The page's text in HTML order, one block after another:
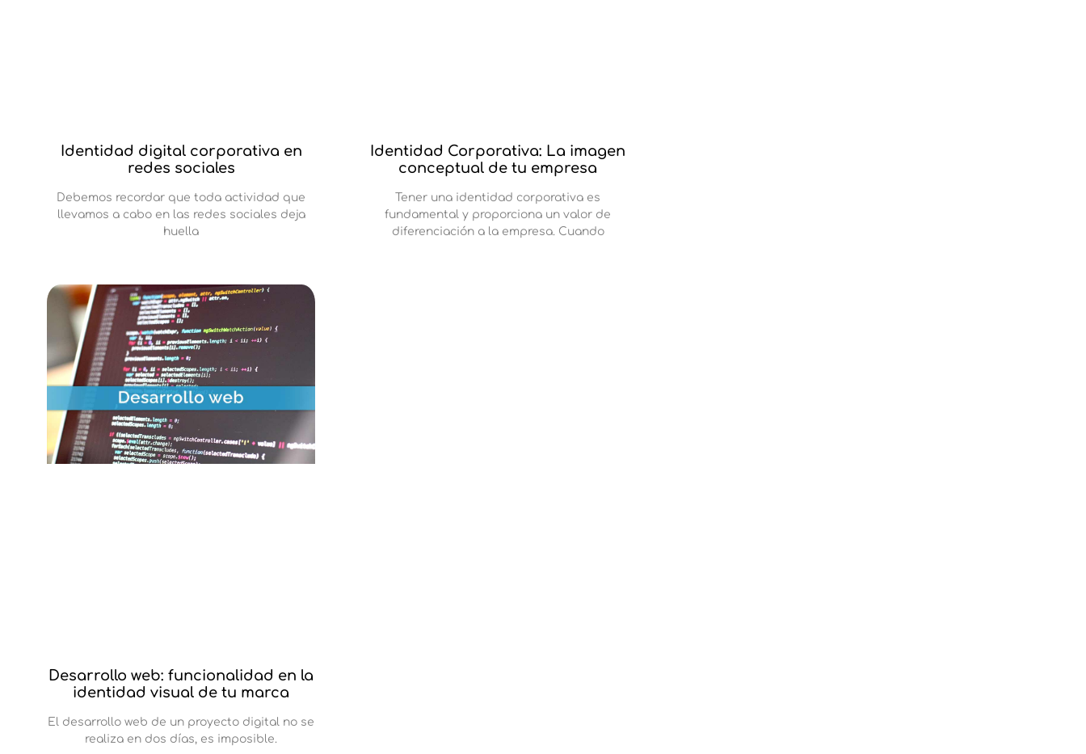
Identidad digital corporativa en
redes sociales
Debemos recordar que toda actividad que
llevamos a cabo en las redes sociales deja
huella
Identidad Corporativa: La imagen
conceptual de tu empresa
Tener una identidad corporativa es
fundamental y proporciona un valor de
diferenciación a la empresa. Cuando
Desarrollo web: funcionalidad en la
identidad visual de tu marca
El desarrollo web de un proyecto digital no se
realiza en dos días, es imposible.